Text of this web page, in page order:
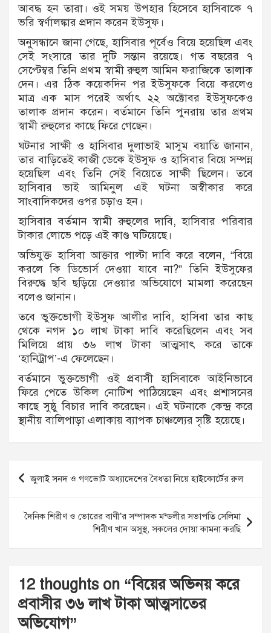
আবদ্ধ হন তারা। ওই সময় উপহার হিসেবে হাসিবাকে ৭
ভরি স্বর্ণালঙ্কার প্রদান করেন ইউসুফ।
অনুসন্ধানে জানা গেছে, হাসিবার পূর্বেও বিয়ে হয়েছিল এবং
সেই সংসারে তার দুটি সন্তান রয়েছে। গত বছরের ৭
সেপ্টেম্বর তিনি প্রথম স্বামী রুহুল আমিন ফরাজিকে তালাক
দেন। এর ঠিক কয়েকদিন পর ইউসুফকে বিয়ে করলেও
মাত্র এক মাস পরেই অর্থাৎ ২২ অক্টোবর ইউসুফকেও
তালাক প্রদান করেন। বর্তমানে তিনি পুনরায় তার প্রথম
স্বামী রুহুলের কাছে ফিরে গেছেন।
ঘটনার সাক্ষী ও হাসিবার দুলাভাই মাসুম বয়াতি জানান,
তার বাড়িতেই কাজী ডেকে ইউসুফ ও হাসিবার বিয়ে সম্পন্ন
হয়েছিল এবং তিনি সেই বিয়েতে সাক্ষী ছিলেন। তবে
হাসিবার ভাই আমিনুল এই ঘটনা অস্বীকার করে
সাংবাদিকদের ওপর চড়াও হন।
হাসিবার বর্তমান স্বামী রুহুলের দাবি, হাসিবার পরিবার
টাকার লোভে পড়ে এই কাণ্ড ঘটিয়েছে।
অভিযুক্ত হাসিবা আক্তার পাল্টা দাবি করে বলেন, “বিয়ে
করলে কি ডিভোর্স দেওয়া যাবে না?” তিনি ইউসুফের
বিরুদ্ধে ছবি ছড়িয়ে দেওয়ার অভিযোগে মামলা করেছেন
বলেও জানান।
তবে ভুক্তভোগী ইউসুফ আলীর দাবি, হাসিবা তার কাছ
থেকে নগদ ১০ লাখ টাকা দাবি করেছিলেন এবং সব
মিলিয়ে প্রায় ৩৬ লাখ টাকা আত্মসাৎ করে তাকে
‘হানিট্রাপ’-এ ফেলেছেন।
বর্তমানে ভুক্তভোগী ওই প্রবাসী হাসিবাকে আইনিভাবে
ফিরে পেতে উকিল নোটিশ পাঠিয়েছেন এবং প্রশাসনের
কাছে সুষ্ঠু বিচার দাবি করেছেন। এই ঘটনাকে কেন্দ্র করে
স্থানীয় বালিপাড়া এলাকায় ব্যাপক চাঞ্চল্যের সৃষ্টি হয়েছে।
Post
navigation
জুলাই সনদ ও গণভোট অধ্যাদেশের বৈধতা নিয়ে হাইকোর্টের রুল
দৈনিক শিরীণ ও ভোরের বাণী’র সম্পাদক মন্ডলীর সভাপতি সেলিমা
শিরীণ খান অসুস্থ, সকলের দোয়া কামনা করছি
12 thoughts on “বিয়ের অভিনয় করে
প্রবাসীর ৩৬ লাখ টাকা আত্মসাতের
অভিযোগ”